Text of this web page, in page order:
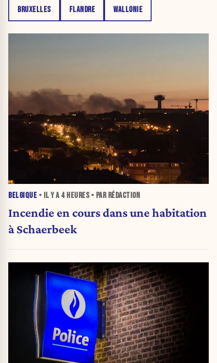
BRUXELLES FLANDRE WALLONIE
BELGIQUE • IL Y A 4 HEURES• PAR RÉDACTION
Incendie en cours dans une habitation
à Schaerbeek